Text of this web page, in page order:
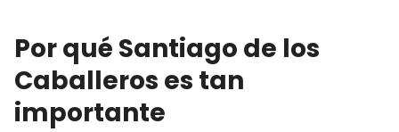
Por qué Santiago de los
Caballeros es tan
importante